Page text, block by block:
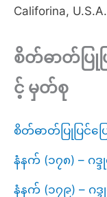
Califorina,
စိတ်ဓာတ်ပြုပ
င့် မှတ်စု
စိတ်ဓာတ်ပြုပြင်ပ
နံနက် (၁၇၈) – ဂ
နံနက် (၁၇၉) – ဂ